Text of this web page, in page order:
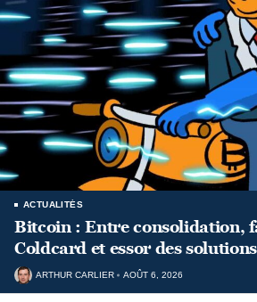
ACTUALITÉS
Bitcoin : Entre consolidation,
Coldcard et essor des
ARTHUR CARLIER AOÛT 6, 2026